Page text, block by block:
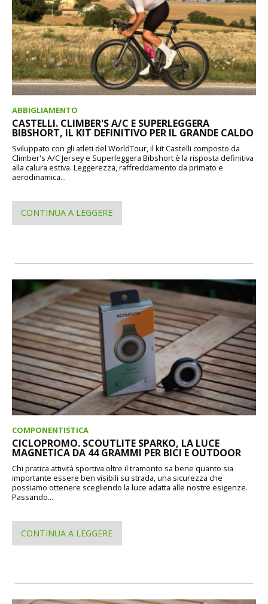
ABBIGLIAMENTO
CASTELLI. CLIMBER'S A/C E SUPERLEGGERA
BIBSHORT, IL KIT DEFINITIVO PER IL GRANDE CALDO
Sviluppato con gli atleti del WorldTour, il kit Castelli composto da
Climber's A/C Jersey e Superleggera Bibshort è la risposta definitiva
alla calura estiva. Leggerezza, raffreddamento da primato e
aerodinamica...
CONTINUA A LEGGERE
COMPONENTISTICA
CICLOPROMO. SCOUTLITE SPARKO, LA LUCE
MAGNETICA DA 44 GRAMMI PER BICI E OUTDOOR
Chi pratica attività sportiva oltre il tramonto sa bene quanto sia
importante essere ben visibili su strada, una sicurezza che
possiamo ottenere scegliendo la luce adatta alle nostre esigenze.
Passando...
CONTINUA A LEGGERE